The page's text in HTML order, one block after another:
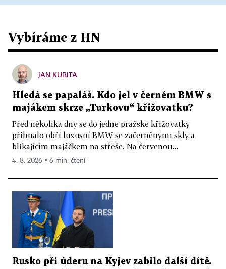
Vybíráme z HN
JAN KUBITA
Hledá se papaláš. Kdo jel v černém BMW s
majákem skrze „Turkovu“ křižovatku?
Před několika dny se do jedné pražské křižovatky
přihnalo obří luxusní BMW se začerněnými skly a
blikajícím majáčkem na střeše. Na červenou...
4. 8. 2026 ▪ 6 min. čtení
Rusko při úderu na Kyjev zabilo další dítě.